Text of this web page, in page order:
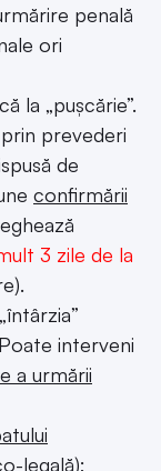
penală
ori
la „pușcărie”.
prevederi
de
confirmării
3 zile de la
interveni
a urmării
legală);